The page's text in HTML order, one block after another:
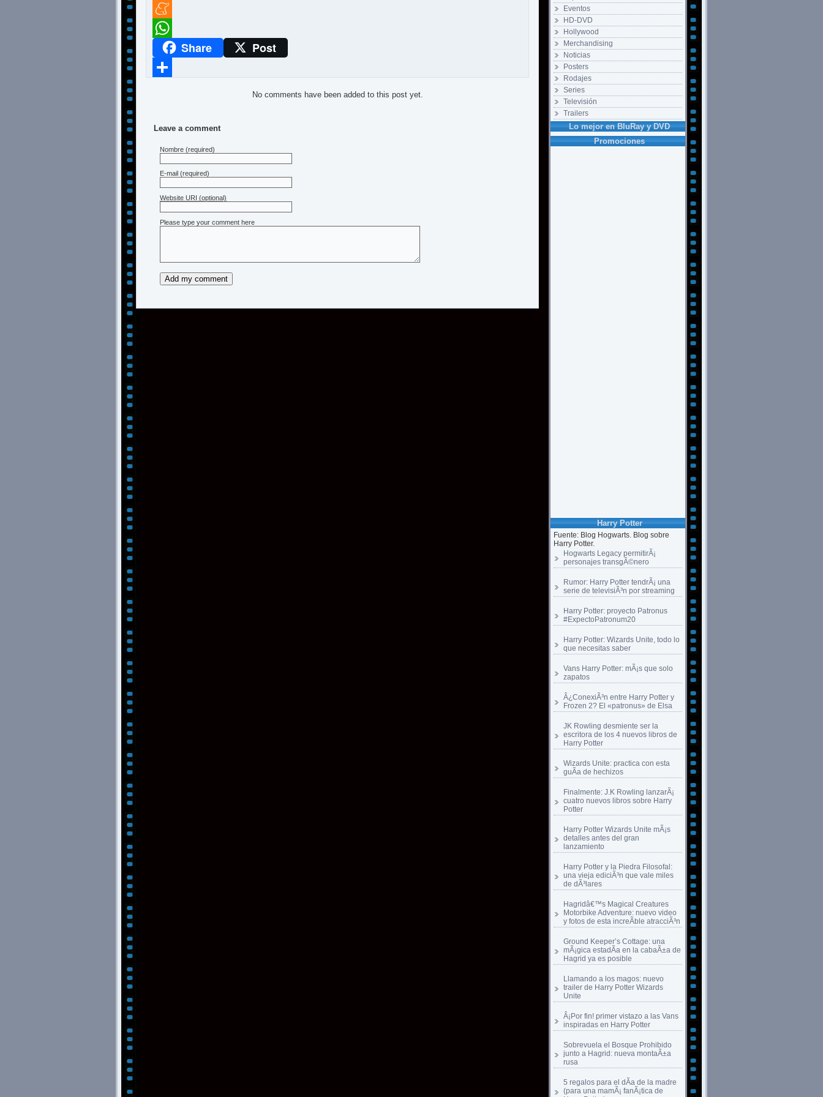
Eventos
HD-DVD
Hollywood
Merchandising
Noticias
Posters
Rodajes
Series
Televisión
Trailers
Lo mejor en BluRay y DVD
Promociones
Harry Potter
Fuente: Blog Hogwarts. Blog sobre
Harry Potter.
Hogwarts Legacy permitirÃ¡
personajes transgÃ©nero
Rumor: Harry Potter tendrÃ¡ una
serie de televisiÃ³n por streaming
Harry Potter: proyecto Patronus
#ExpectoPatronum20
Harry Potter: Wizards Unite, todo lo
que necesitas saber
Vans Harry Potter: mÃ¡s que solo
zapatos
Â¿ConexiÃ³n entre Harry Potter y
Frozen 2? El «patronus» de Elsa
JK Rowling desmiente ser la
escritora de los 4 nuevos libros de
Harry Potter
Wizards Unite: practica con esta
guÃ­a de hechizos
Finalmente: J.K Rowling lanzarÃ¡
cuatro nuevos libros sobre Harry
Potter
Harry Potter Wizards Unite mÃ¡s
detalles antes del gran
lanzamiento
Harry Potter y la Piedra Filosofal:
una vieja ediciÃ³n que vale miles
de dÃ³lares
Hagridâ€™s Magical Creatures
Motorbike Adventure: nuevo video
y fotos de esta increÃ­ble atracciÃ³n
Ground Keeper’s Cottage: una
mÃ¡gica estadÃ­a en la cabaÃ±a de
Hagrid ya es posible
Llamando a los magos: nuevo
trailer de Harry Potter Wizards
Unite
Â¡Por fin! primer vistazo a las Vans
inspiradas en Harry Potter
Sobrevuela el Bosque Prohibido
junto a Hagrid: nueva montaÃ±a
rusa
5 regalos para el dÃ­a de la madre
(para una mamÃ¡ fanÃ¡tica de
Twitter
Meneame
WhatsAppShare Post
No comments have been added to this post yet.
Leave a comment
Nombre (required)
E-mail (required)
Website URI (optional)
Please type your comment here